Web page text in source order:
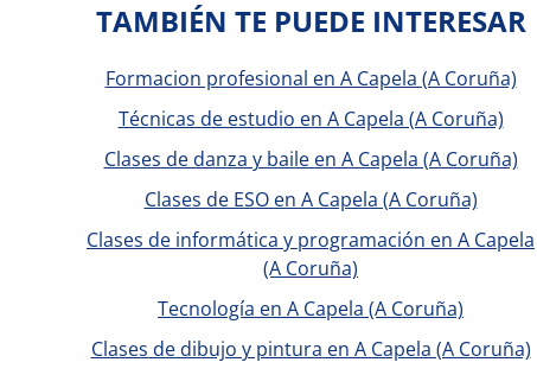
TAMBIÉN TE PUEDE INTERESAR
Formacion profesional en A Capela (A Coruña)
Técnicas de estudio en A Capela (A Coruña)
Clases de danza y baile en A Capela (A Coruña)
Clases de ESO en A Capela (A Coruña)
Clases de informática y programación en A Capela
(A Coruña)
Tecnología en A Capela (A Coruña)
Clases de dibujo y pintura en A Capela (A Coruña)